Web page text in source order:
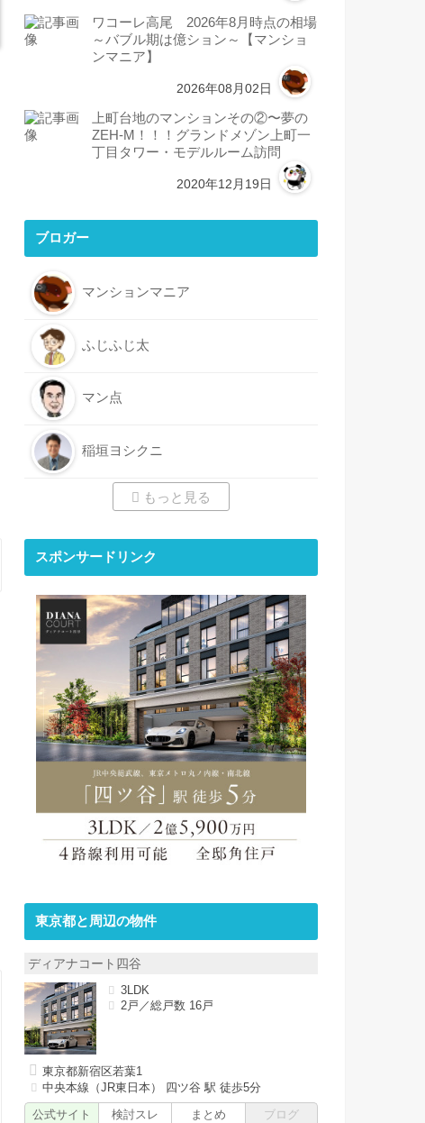
ワコーレ高尾 2026年8月時点の相場
～バブル期は億ション～【マンショ
ンマニア】
2026年08月02日
上町台地のマンションその②〜夢の
ZEH-M！！！グランドメゾン上町一
丁目タワー・モデルルーム訪問
2020年12月19日
ブロガー
マンションマニア
ふじふじ太
マン点
稲垣ヨシクニ
もっと見る
スポンサードリンク
東京都と周辺の物件
ディアナコート四谷
3LDK
2戸／総戸数 16戸
東京都新宿区若葉1
中央本線（JR東日本） 四ツ谷 駅 徒歩5分
公式サイト
検討スレ まとめ ブログ